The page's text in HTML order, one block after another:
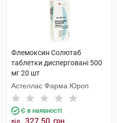
Флемоксин Солютаб
таблетки дисперговані 500
мг 20 шт
Астеллас Фарма Юроп
Є в наявності
від грн